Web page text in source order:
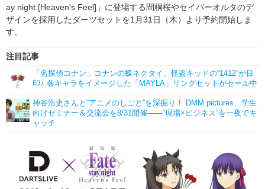
ay night [Heaven's Feel]」に登場する間桐桜やセイバーオルタのデ
ザインを採用したダーツセットを1月31日（木）より予約開始しま
す。
注目記事
「名探偵コナン」コナンの蝶ネクタイ、怪盗キッドの“1412”が目
印♪ 各キャラをイメージした「MAYLA」リングセットがセール中
神谷浩史さんと“アニメのしごと”を深掘り！ DMM pictures、学生
向けセミナー＆交流会を8/31開催――“現場×ビジネス”を一夜でキ
ャッチ